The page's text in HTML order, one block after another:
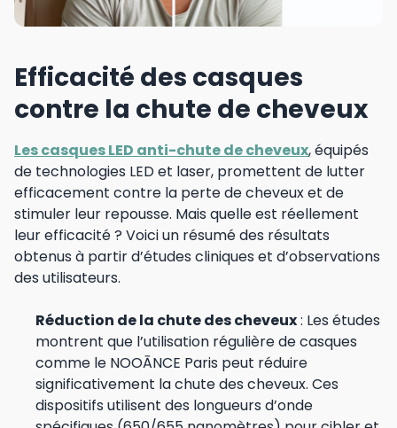
Efficacité des casques
contre la chute de cheveux
Les casques LED anti-chute de cheveux, équipés
de technologies LED et laser, promettent de lutter
efficacement contre la perte de cheveux et de
stimuler leur repousse. Mais quelle est réellement
leur efficacité ? Voici un résumé des résultats
obtenus à partir d’études cliniques et d’observations
des utilisateurs.
Réduction de la chute des cheveux: Les études
montrent que l’utilisation régulière de casques
comme le NOOĀNCE Paris peut réduire
significativement la chute des cheveux. Ces
dispositifs utilisent des longueurs d’onde